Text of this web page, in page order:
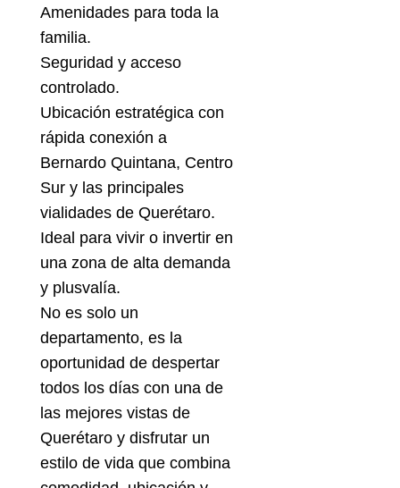
Amenidades para toda la
familia.
Seguridad y acceso
controlado.
Ubicación estratégica con
rápida conexión a
Bernardo Quintana, Centro
Sur y las principales
vialidades de Querétaro.
Ideal para vivir o invertir en
una zona de alta demanda
y plusvalía.
No es solo un
departamento, es la
oportunidad de despertar
todos los días con una de
las mejores vistas de
Querétaro y disfrutar un
estilo de vida que combina